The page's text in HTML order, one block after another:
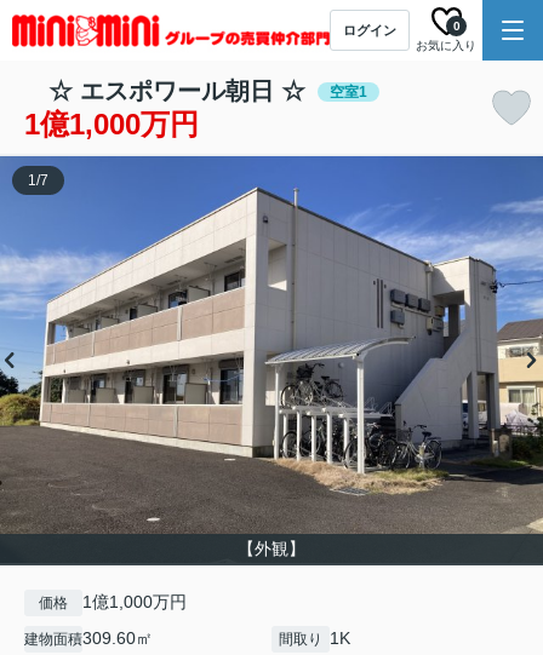
ログイン
お気に入り
0
☆ エスポワール朝日 ☆ 空室1
1億1,000万円
【外観】
1/7
価格 1億1,000万円
建物面積309.60㎡ 間取り 1K